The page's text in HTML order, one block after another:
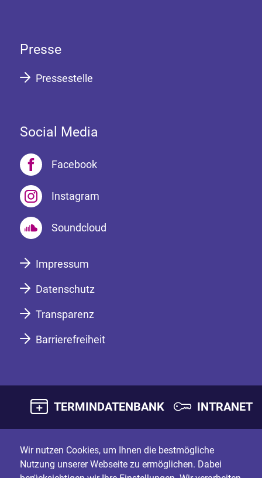
Presse
Pressestelle
Social Media
Facebook
Instagram
Soundcloud
Impressum
Datenschutz
Transparenz
Barrierefreiheit
TERMINDATENBANK INTRANET
Wir nutzen Cookies, um Ihnen die bestmögliche
Nutzung unserer Webseite zu ermöglichen. Dabei